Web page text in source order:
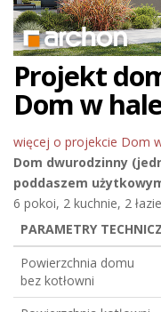
Projekt
Dom w
więcej o projekcie Dom
Dom dwurodzinny
poddaszem
6 pokoi, 2 kuchnie, 2
PARAMETRY
Powierzchnia domu
bez kotłowni